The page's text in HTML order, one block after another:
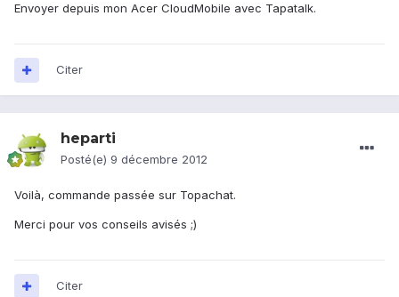
Envoyer depuis mon Acer CloudMobile avec Tapatalk.
Citer
heparti
Posté(e) 9 décembre 2012
Voilà, commande passée sur Topachat.
Merci pour vos conseils avisés ;)
Citer